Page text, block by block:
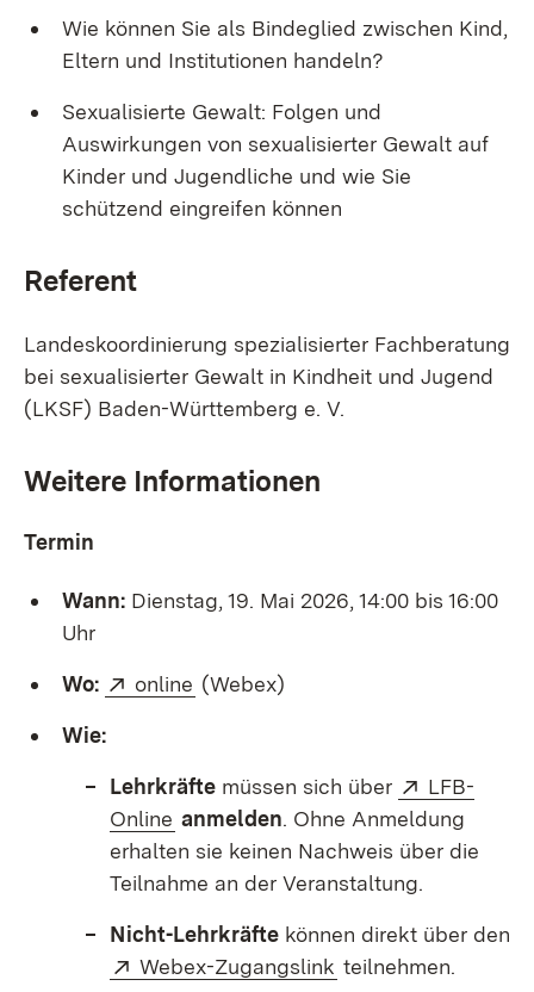
Wie können Sie als Bindeglied zwischen Kind,
Eltern und Institutionen handeln?
Sexualisierte Gewalt: Folgen und
Auswirkungen von sexualisierter Gewalt auf
Kinder und Jugendliche und wie Sie
schützend eingreifen können
Referent
Landeskoordinierung spezialisierter Fachberatung
bei sexualisierter Gewalt in Kindheit und Jugend
(LKSF) Baden-Württemberg e. V.
Weitere Informationen
Termin
Wann: Dienstag, 19. Mai 2026, 14:00 bis 16:00
Uhr
Wo: Extern:
online (Öffnet in neuem Fenster)
(Webex)
Wie:
Lehrkräfte müssen sich über Extern:
LFB-
Online (Öffnet in neuem Fenster)
anmelden. Ohne Anmeldung
erhalten sie keinen Nachweis über die
Teilnahme an der Veranstaltung.
Nicht-Lehrkräfte können direkt über den
Extern:
Webex-Zugangslink (Öffnet in neuem
teilnehmen.